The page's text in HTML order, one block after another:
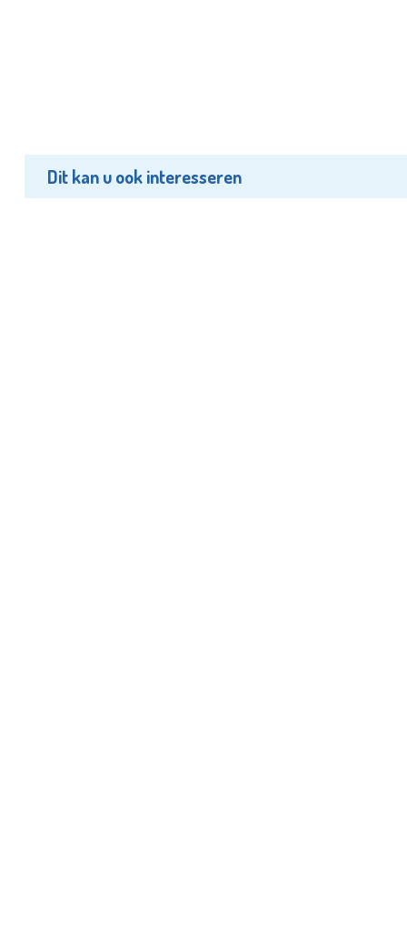
Dit kan u ook interesseren